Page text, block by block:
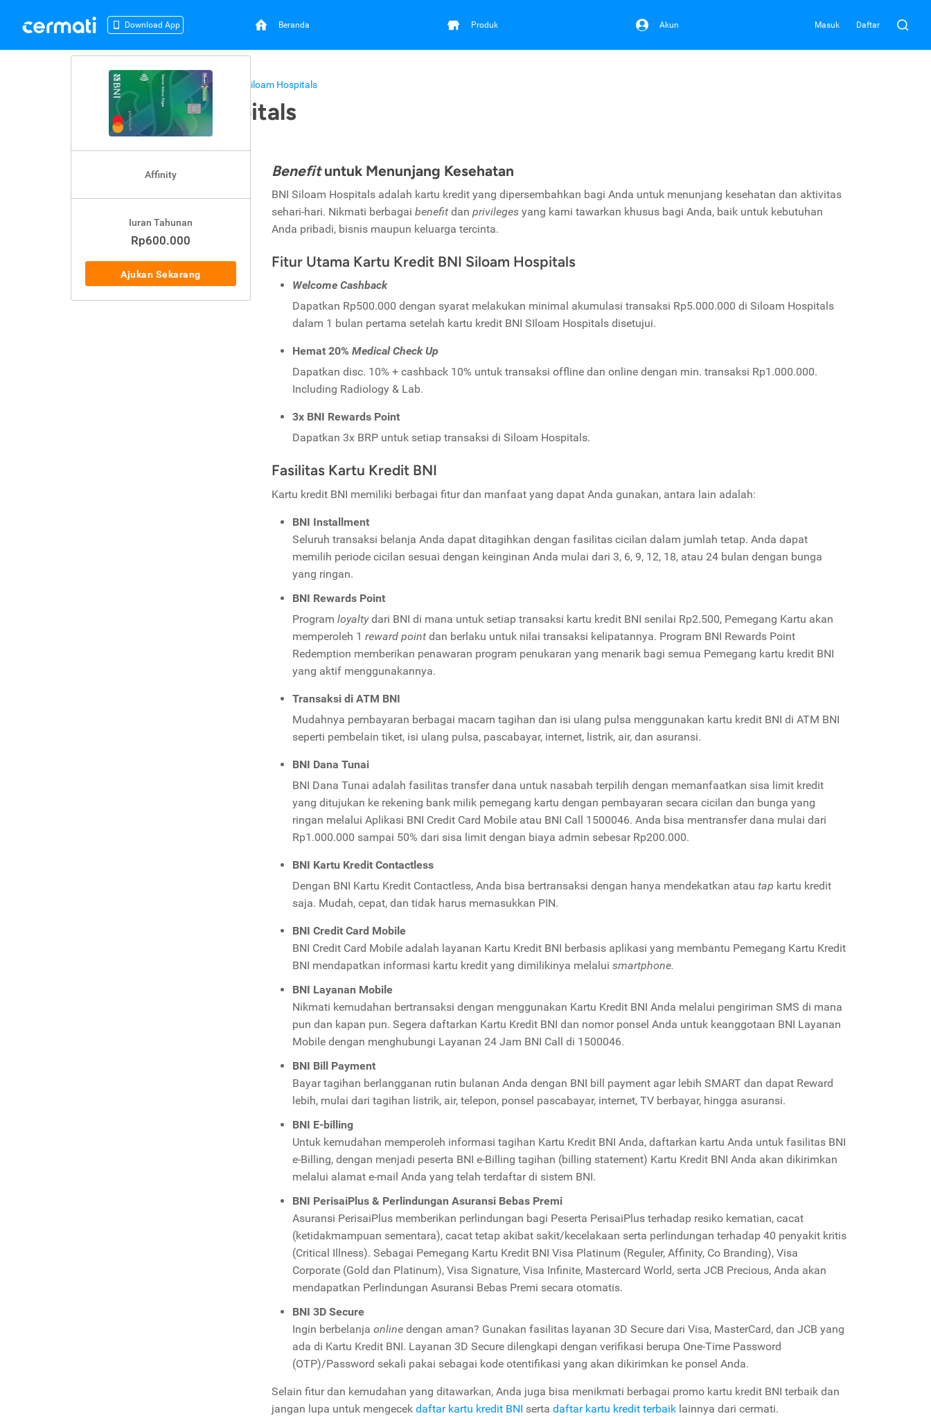
Download App Beranda Produk Akun Masuk Daftar
Kartu Kredit BNI BNI Siloam Hospitals
BNI Siloam Hospitals
Affinity
Iuran Tahunan
Rp600.000
Ajukan Sekarang
Benefituntuk Menunjang Kesehatan
BNI Siloam Hospitals adalah kartu kredit yang dipersembahkan bagi Anda untuk menunjang kesehatan dan aktivitas
sehari-hari. Nikmati berbagai benefit dan privileges yang kami tawarkan khusus bagi Anda, baik untuk kebutuhan
Anda pribadi, bisnis maupun keluarga tercinta.
Fitur Utama Kartu Kredit BNI Siloam Hospitals
Welcome Cashback
Dapatkan Rp500.000 dengan syarat melakukan minimal akumulasi transaksi Rp5.000.000 di Siloam Hospitals
dalam 1 bulan pertama setelah kartu kredit BNI SIloam Hospitals disetujui.
Hemat 20% Medical Check Up
Dapatkan disc. 10% + cashback 10% untuk transaksi offline dan online dengan min. transaksi Rp1.000.000.
Including Radiology & Lab.
3x BNI Rewards Point
Dapatkan 3x BRP untuk setiap transaksi di Siloam Hospitals.
Fasilitas Kartu Kredit BNI
Kartu kredit BNI memiliki berbagai fitur dan manfaat yang dapat Anda gunakan, antara lain adalah:
BNI Installment
Seluruh transaksi belanja Anda dapat ditagihkan dengan fasilitas cicilan dalam jumlah tetap. Anda dapat
memilih periode cicilan sesuai dengan keinginan Anda mulai dari 3, 6, 9, 12, 18, atau 24 bulan dengan bunga
yang ringan.
BNI Rewards Point
Program loyalty dari BNI di mana untuk setiap transaksi kartu kredit BNI senilai Rp2.500, Pemegang Kartu akan
memperoleh 1 reward point dan berlaku untuk nilai transaksi kelipatannya. Program BNI Rewards Point
Redemption memberikan penawaran program penukaran yang menarik bagi semua Pemegang kartu kredit BNI
yang aktif menggunakannya.
Transaksi di ATM BNI
Mudahnya pembayaran berbagai macam tagihan dan isi ulang pulsa menggunakan kartu kredit BNI di ATM BNI
seperti pembelain tiket, isi ulang pulsa, pascabayar, internet, listrik, air, dan asuransi.
BNI Dana Tunai
BNI Dana Tunai adalah fasilitas transfer dana untuk nasabah terpilih dengan memanfaatkan sisa limit kredit
yang ditujukan ke rekening bank milik pemegang kartu dengan pembayaran secara cicilan dan bunga yang
ringan melalui Aplikasi BNI Credit Card Mobile atau BNI Call 1500046. Anda bisa mentransfer dana mulai dari
Rp1.000.000 sampai 50% dari sisa limit dengan biaya admin sebesar Rp200.000.
BNI Kartu Kredit Contactless
Dengan BNI Kartu Kredit Contactless, Anda bisa bertransaksi dengan hanya mendekatkan atau tap kartu kredit
saja. Mudah, cepat, dan tidak harus memasukkan PIN.
BNI Credit Card Mobile
BNI Credit Card Mobile adalah layanan Kartu Kredit BNI berbasis aplikasi yang membantu Pemegang Kartu Kredit
BNI mendapatkan informasi kartu kredit yang dimilikinya melalui smartphone.
BNI Layanan Mobile
Nikmati kemudahan bertransaksi dengan menggunakan Kartu Kredit BNI Anda melalui pengiriman SMS di mana
pun dan kapan pun. Segera daftarkan Kartu Kredit BNI dan nomor ponsel Anda untuk keanggotaan BNI Layanan
Mobile dengan menghubungi Layanan 24 Jam BNI Call di 1500046.
BNI Bill Payment
Bayar tagihan berlangganan rutin bulanan Anda dengan BNI bill payment agar lebih SMART dan dapat Reward
lebih, mulai dari tagihan listrik, air, telepon, ponsel pascabayar, internet, TV berbayar, hingga asuransi.
BNI E-billing
Untuk kemudahan memperoleh informasi tagihan Kartu Kredit BNI Anda, daftarkan kartu Anda untuk fasilitas BNI
e-Billing, dengan menjadi peserta BNI e-Billing tagihan (billing statement) Kartu Kredit BNI Anda akan dikirimkan
melalui alamat e-mail Anda yang telah terdaftar di sistem BNI.
BNI PerisaiPlus & Perlindungan Asuransi Bebas Premi
Asuransi PerisaiPlus memberikan perlindungan bagi Peserta PerisaiPlus terhadap resiko kematian, cacat
(ketidakmampuan sementara), cacat tetap akibat sakit/kecelakaan serta perlindungan terhadap 40 penyakit kritis
(Critical Illness). Sebagai Pemegang Kartu Kredit BNI Visa Platinum (Reguler, Affinity, Co Branding), Visa
Corporate (Gold dan Platinum), Visa Signature, Visa Infinite, Mastercard World, serta JCB Precious, Anda akan
mendapatkan Perlindungan Asuransi Bebas Premi secara otomatis.
BNI 3D Secure
Ingin berbelanja online dengan aman? Gunakan fasilitas layanan 3D Secure dari Visa, MasterCard, dan JCB yang
ada di Kartu Kredit BNI. Layanan 3D Secure dilengkapi dengan verifikasi berupa One-Time Password
(OTP)/Password sekali pakai sebagai kode otentifikasi yang akan dikirimkan ke ponsel Anda.
Selain fitur dan kemudahan yang ditawarkan, Anda juga bisa menikmati berbagai promo kartu kredit BNI terbaik dan
jangan lupa untuk mengecek daftar kartu kredit BNI serta daftar kartu kredit terbaik lainnya dari cermati.